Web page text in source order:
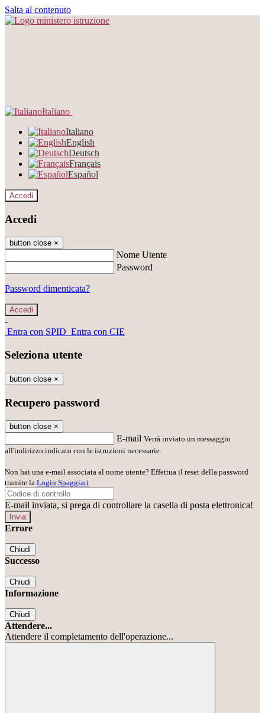
Salta al contenuto
Italiano
Italiano
English
Deutsch
Français
Español
Accedi
Accedi
button close ×
Nome Utente
Password
Password dimenticata?
-
Entra con SPID Entra con CIE
Seleziona utente
button close ×
Recupero password
button close ×
E-mail Verrà inviato un messaggio
all'indirizzo indicato con le istruzioni necessarie.
Non hai una e-mail associata al nome utente? Effettua il reset della password
tramite la Login Spaggiari
E-mail inviata, si prega di controllare la casella di posta elettronica!
Errore
Chiudi
Successo
Chiudi
Informazione
Chiudi
Attendere...
Attendere il completamento dell'operazione...